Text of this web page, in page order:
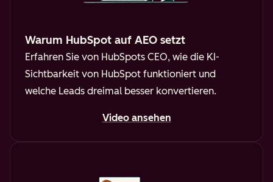
Warum HubSpot auf AEO setzt
Erfahren Sie von HubSpots CEO, wie die KI-
Sichtbarkeit von HubSpot funktioniert und
welche Leads dreimal besser konvertieren.
Video ansehen